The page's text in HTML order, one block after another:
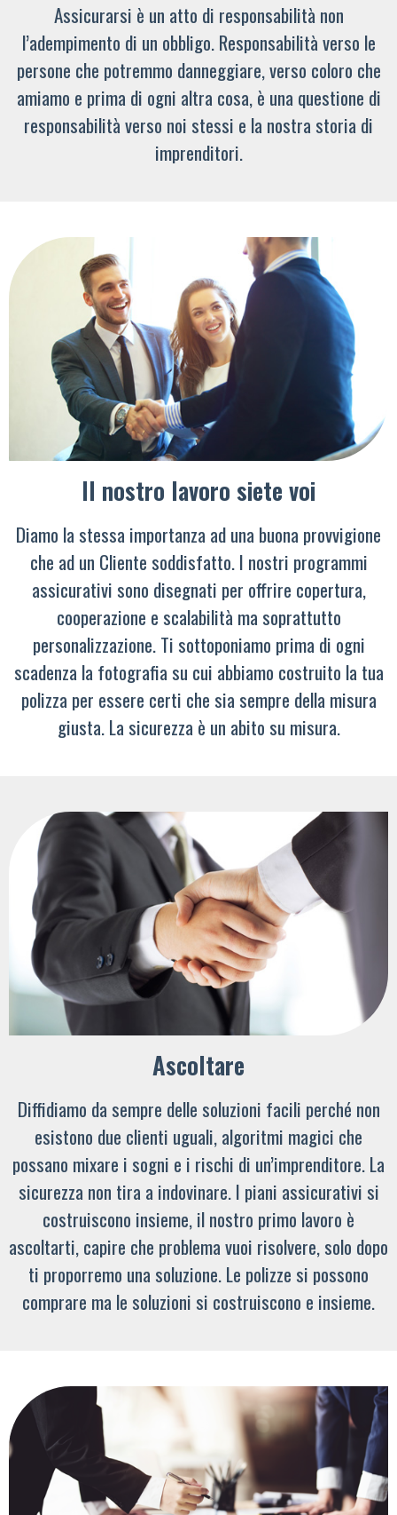
Assicurarsi è un atto di responsabilità non
l’adempimento di un obbligo. Responsabilità verso le
persone che potremmo danneggiare, verso coloro che
amiamo e prima di ogni altra cosa, è una questione di
responsabilità verso noi stessi e la nostra storia di
imprenditori.
Il nostro lavoro siete voi
Diamo la stessa importanza ad una buona provvigione
che ad un Cliente soddisfatto. I nostri programmi
assicurativi sono disegnati per offrire copertura,
cooperazione e scalabilità ma soprattutto
personalizzazione. Ti sottoponiamo prima di ogni
scadenza la fotografia su cui abbiamo costruito la tua
polizza per essere certi che sia sempre della misura
giusta. La sicurezza è un abito su misura.
Ascoltare
Diffidiamo da sempre delle soluzioni facili perché non
esistono due clienti uguali, algoritmi magici che
possano mixare i sogni e i rischi di un’imprenditore. La
sicurezza non tira a indovinare. I piani assicurativi si
costruiscono insieme, il nostro primo lavoro è
ascoltarti, capire che problema vuoi risolvere, solo dopo
ti proporremo una soluzione. Le polizze si possono
comprare ma le soluzioni si costruiscono e insieme.